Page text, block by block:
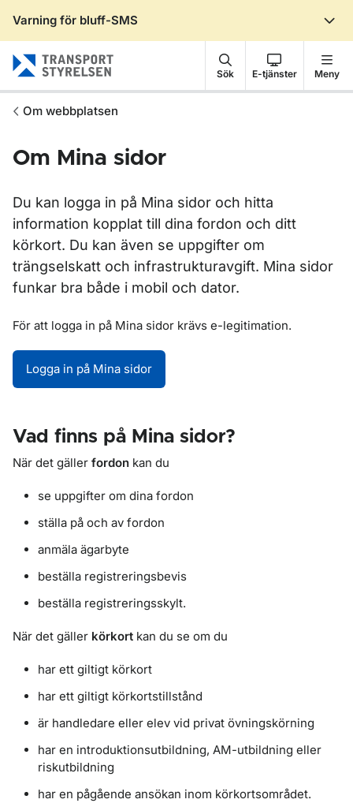
Varning för bluff-SMS
Sök E-tjänster Meny
Om webbplatsen
Om Mina sidor
Du kan logga in på Mina sidor och hitta
information kopplat till dina fordon och ditt
körkort. Du kan även se uppgifter om
trängselskatt och infrastrukturavgift. Mina sidor
funkar bra både i mobil och dator.
För att logga in på Mina sidor krävs e-legitimation.
Logga in på Mina sidor
Vad finns på Mina sidor?
När det gäller fordon kan du
se uppgifter om dina fordon
ställa på och av fordon
anmäla ägarbyte
beställa registreringsbevis
beställa registreringsskylt.
När det gäller körkort kan du se om du
har ett giltigt körkort
har ett giltigt körkortstillstånd
är handledare eller elev vid privat övningskörning
har en introduktionsutbildning, AM-utbildning eller
riskutbildning
har en pågående ansökan inom körkortsområdet.